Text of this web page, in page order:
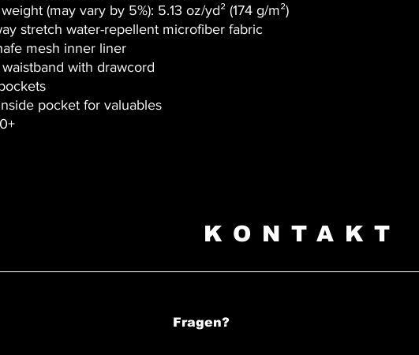
(may vary by 5%): 5.13 oz/yd² (174 g/m²)
stretch water-repellent microfiber fabric
mesh inner liner
waistband with drawcord
pocket for valuables
KONTAKT
Fragen?